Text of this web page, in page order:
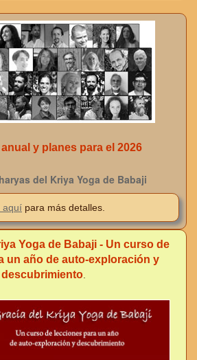
anual y planes para el 2026
del Kriya Yoga de Babaji
aquí para más detalles.
Yoga de Babaji - Un curso de
un año de auto-exploración y
descubrimiento.